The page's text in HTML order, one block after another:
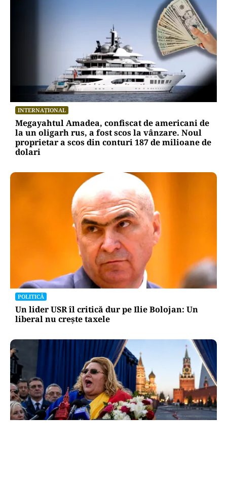
INTERNAȚIONAL
Megayahtul Amadea, confiscat de americani de
la un oligarh rus, a fost scos la vânzare. Noul
proprietar a scos din conturi 187 de milioane de
dolari
POLITICĂ
Un lider USR îl critică dur pe Ilie Bolojan: Un
liberal nu crește taxele